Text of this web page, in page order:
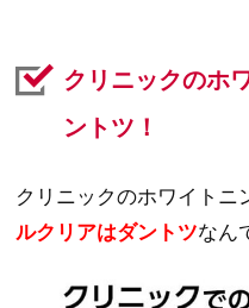
クリニックのホ
ントツ！
クリニックのホワイトニ
ルクリアはダントツなん